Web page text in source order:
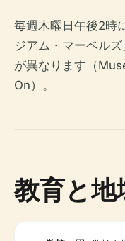
毎週木曜日午後2時
ジアム・マーベル
が異なります（
On）。
教育と地